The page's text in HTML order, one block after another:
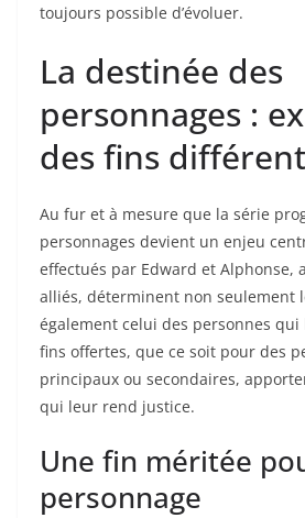
toujours possible d’évoluer.
La destinée des
personnages :
des fins
Au fur et à mesure que la série
personnages devient un enjeu
effectués par Edward et Alphonse,
alliés, déterminent non seulement
également celui des personnes qui
fins offertes, que ce soit pour des
principaux ou secondaires,
qui leur rend justice.
Une fin méritée
personnage